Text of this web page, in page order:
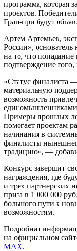
программа, которая
проектов.
Гран-при будут
Артем Артемьев,
России»,
на то, что
подтверждение того,
«Статус финалиста
материальную
возможность
Примеры прошлых
помогает проектам
начинания в
финалисты
традицию», —
Конкурс завершит
награждения, где
и трех партнерских
приза в 1 000 000
большого пути к
возможностям.
Подробная
на официальном
MAX.